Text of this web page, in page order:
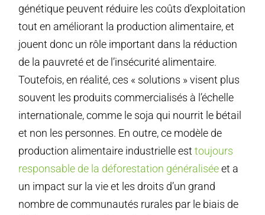
génétique peuvent réduire les coûts d’exploitation
tout en améliorant la production alimentaire, et
jouent donc un rôle important dans la réduction
de la pauvreté et de l’insécurité alimentaire.
Toutefois, en réalité, ces « solutions » visent plus
souvent les produits commercialisés à l’échelle
internationale, comme le soja qui nourrit le bétail
et non les personnes. En outre, ce modèle de
production alimentaire industrielle esttoujours
responsable de la déforestation généraliséeet a
un impact sur la vie et les droits d’un grand
nombre de communautés rurales par le biais de